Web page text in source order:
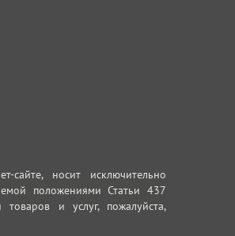
носит исключительно
положениями Статьи 437
и услуг, пожалуйста,